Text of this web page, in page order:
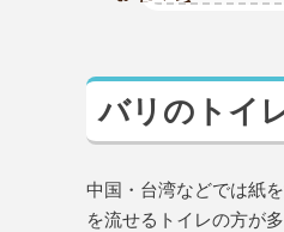
バリのトイ
中国・台湾などでは紙
を流せるトイレの方が